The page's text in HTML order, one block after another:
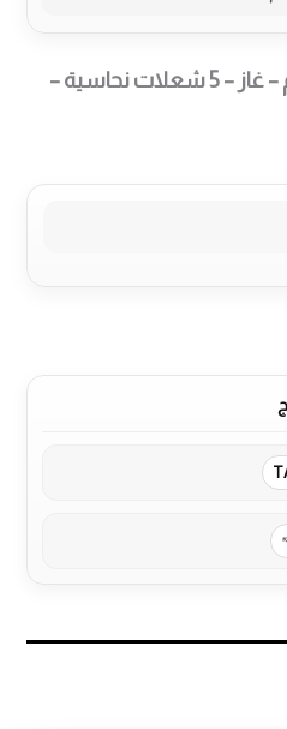
طباخ أوبرا بلت ان – 90 سم – غاز – 5 شعلات نحاسية –